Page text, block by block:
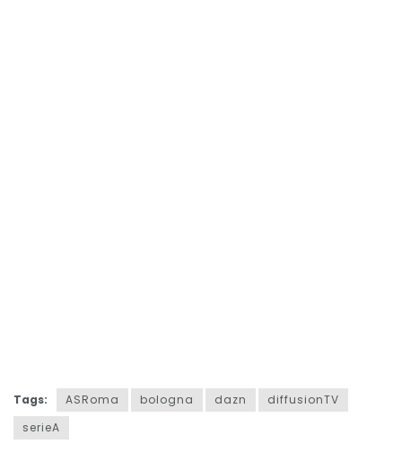
Tags: ASRoma bologna dazn
diffusionTV
serieA